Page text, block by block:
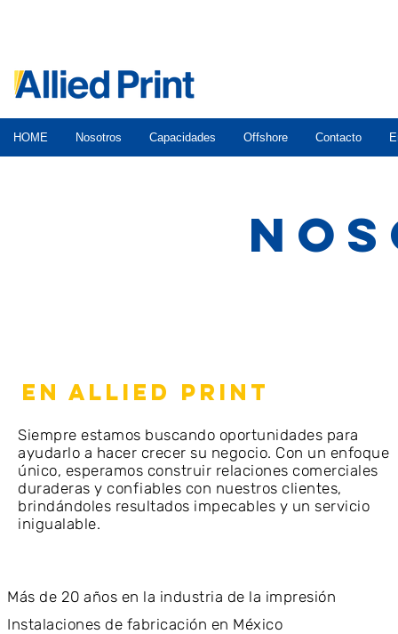
HOME Nosotros Capacidades Offshore Contacto
Más de 20 años en la industria de la impresión
Instalaciones de fabricación en México
EN ALLIED PRINT
Siempre estamos buscando oportunidades para
ayudarlo a hacer crecer su negocio. Con un enfoque
único, esperamos construir relaciones comerciales
duraderas y confiables con nuestros clientes,
brindándoles resultados impecables y un servicio
inigualable.